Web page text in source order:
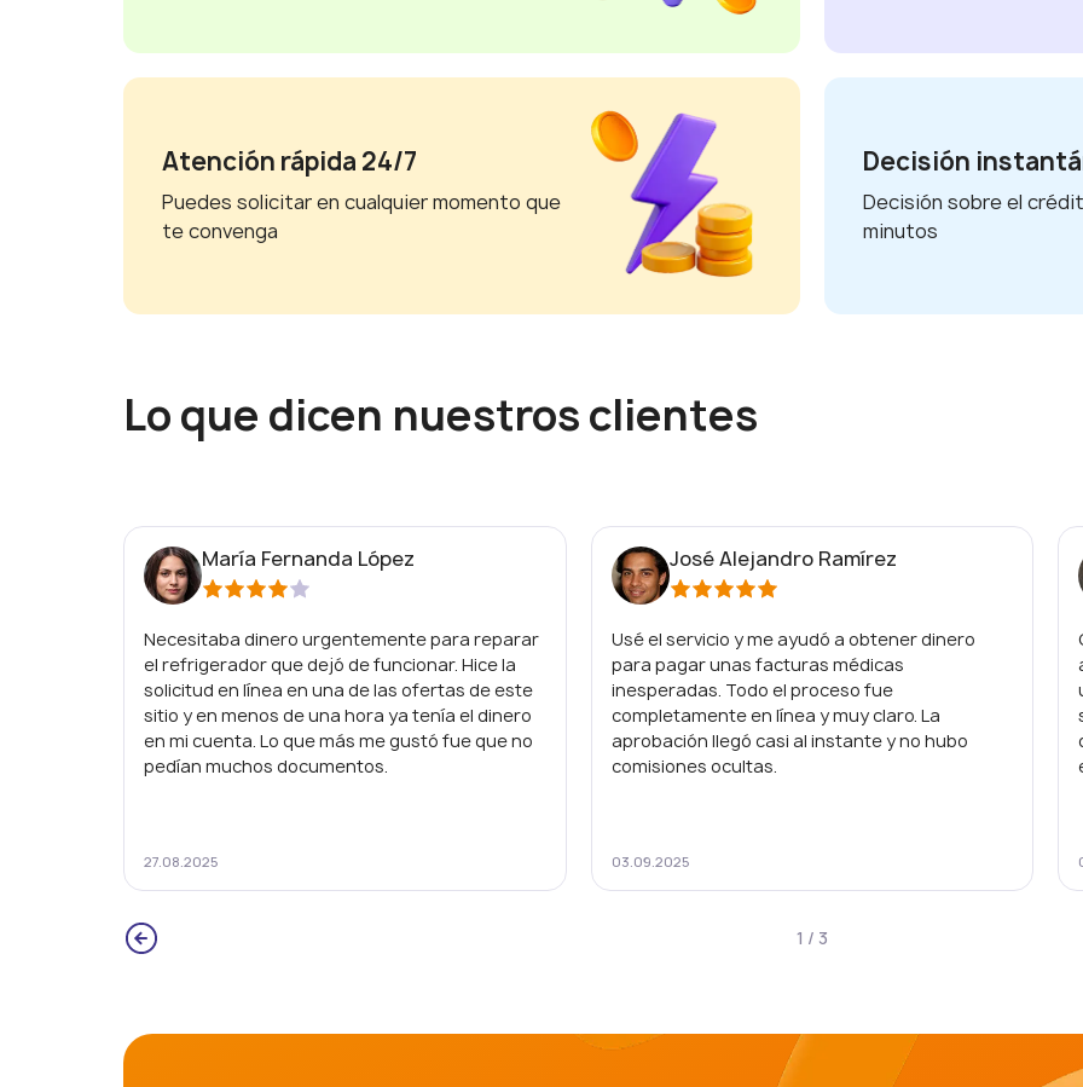
Atención rápida 24/7
Puedes solicitar en cualquier momento que
te convenga
Decisión
Decisión sobre el
minutos
Lo que dicen nuestros clientes
María Fernanda López
Necesitaba dinero urgentemente para reparar
el refrigerador que dejó de funcionar. Hice la
solicitud en línea en una de las ofertas de este
sitio y en menos de una hora ya tenía el dinero
en mi cuenta. Lo que más me gustó fue que no
pedían muchos documentos.
27.08.2025
José Alejandro Ramírez
Usé el servicio y me ayudó a obtener dinero
para pagar unas facturas médicas
inesperadas. Todo el proceso fue
completamente en línea y muy claro. La
aprobación llegó casi al instante y no hubo
comisiones ocultas.
03.09.2025
1 / 3